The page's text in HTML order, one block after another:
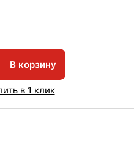
В корзину
в 1 клик